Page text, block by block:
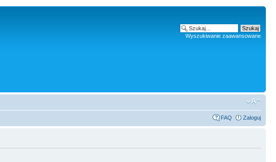
Wyszukiwanie zaawansowane
FAQ Zaloguj